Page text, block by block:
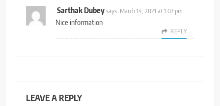
Sarthak Dubeysays: March 14, 2021 at 1:07 pm
Nice information
REPLY
LEAVE A REPLY